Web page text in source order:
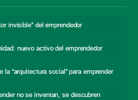
invisible” del emprendedor
nuevo activo del emprendedor
la “arquitectura social” para emprender
no se inventan, se descubren